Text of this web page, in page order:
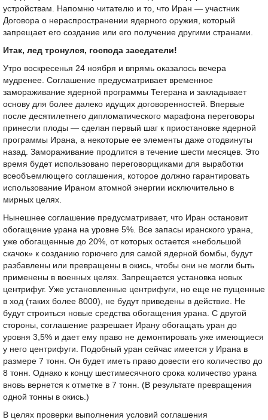
устройствам. Напомню читателю и то, что Иран — участник
Договора о нераспространении ядерного оружия, который
запрещает его создание или его получение другими странами.
Итак, лед тронулся, господа заседатели!
Утро воскресенья 24 ноября и впрямь оказалось вечера
мудренее. Соглашение предусматривает временное
замораживание ядерной программы Тегерана и закладывает
основу для более далеко идущих договоренностей. Впервые
после десятилетнего дипломатического марафона переговоры
принесли плоды — сделан первый шаг к приостановке ядерной
программы Ирана, а некоторые ее элементы даже отодвинуты
назад. Замораживание продлится в течение шести месяцев. Это
время будет использовано переговорщиками для выработки
всеобъемлющего соглашения, которое должно гарантировать
использование Ираном атомной энергии исключительно в
мирных целях.
Нынешнее соглашение предусматривает, что Иран остановит
обогащение урана на уровне 5%. Все запасы иранского урана,
уже обогащенные до 20%, от которых остается «небольшой
скачок» к созданию горючего для самой ядерной бомбы, будут
разбавлены или превращены в окись, чтобы они не могли быть
применены в военных целях. Запрещается установка новых
центрифуг. Уже установленные центрифуги, но еще не пущенные
в ход (таких более 8000), не будут приведены в действие. Не
будут строиться новые средства обогащения урана. С другой
стороны, соглашение разрешает Ирану обогащать уран до
уровня 3,5% и дает ему право не демонтировать уже имеющиеся
у него центрифуги. Подобный уран сейчас имеется у Ирана в
размере 7 тонн. Он будет иметь право довести его количество до
8 тонн. Однако к концу шестимесячного срока количество урана
вновь вернется к отметке в 7 тонн. (В результате превращения
одной тонны в окись.)
В целях проверки выполнения условий соглашения